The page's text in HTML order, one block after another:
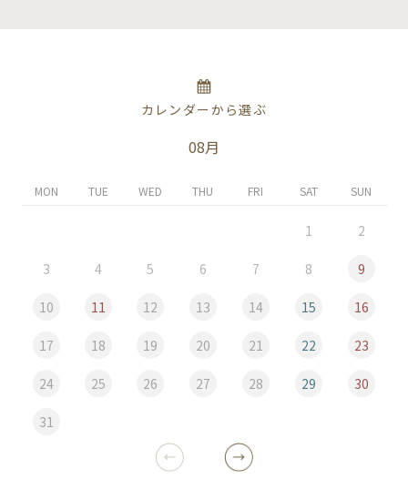
カレンダーから選ぶ
08月
MON TUE WED THU FRI SAT SUN
1 2
3 4 5 6 7 8 9
10 11 12 13 14 15 16
17 18 19 20 21 22 23
24 25 26 27 28 29 30
31